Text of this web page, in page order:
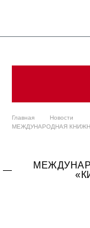
Главная
Новости
МЕЖДУНАРОДНАЯ